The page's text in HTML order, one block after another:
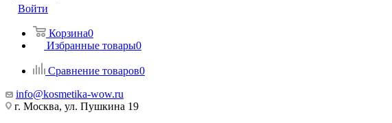
Войти
Корзина0
Избранные товары0
Сравнение товаров0
info@kosmetika-wow.ru
г. Москва, ул. Пушкина 19